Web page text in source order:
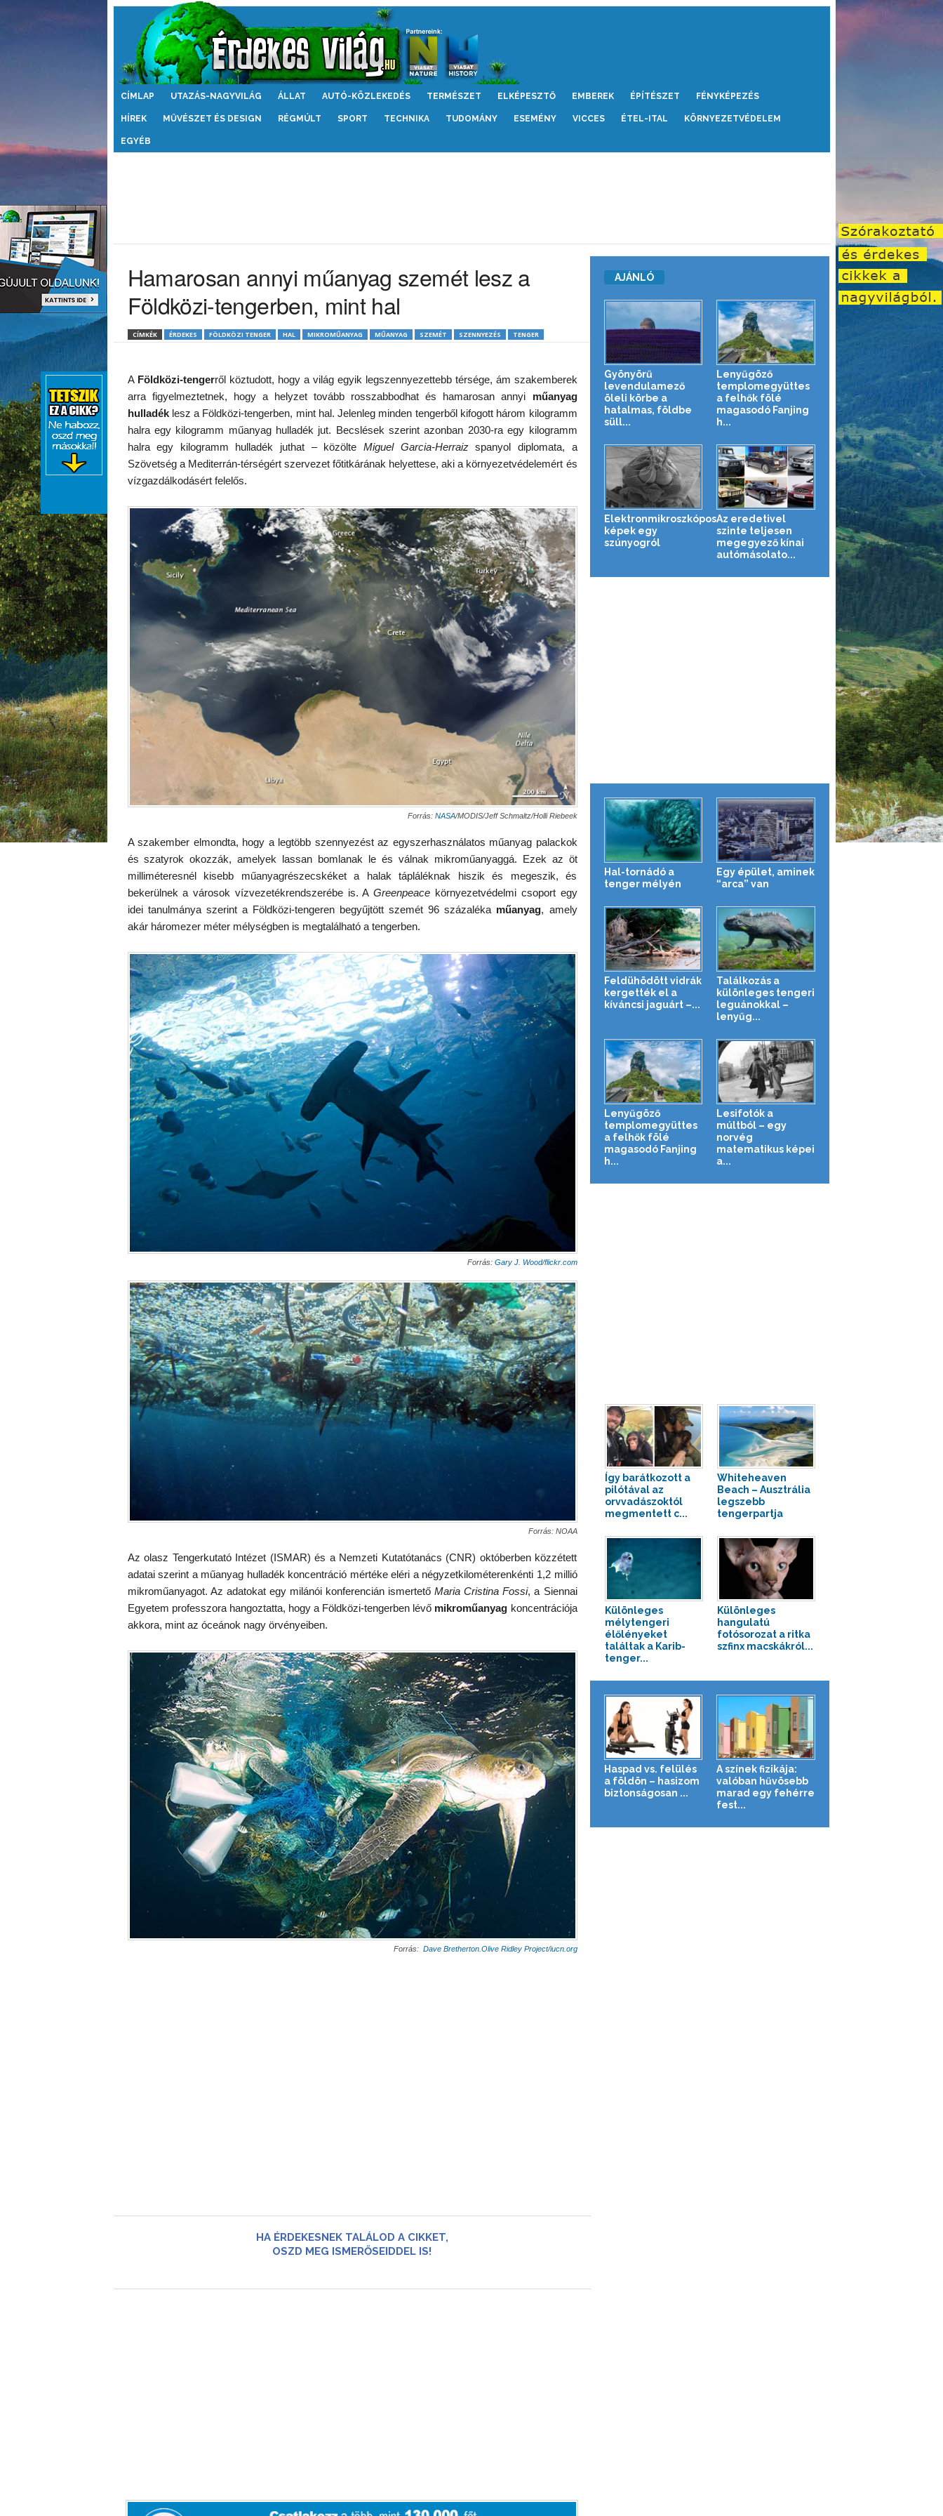
Érdekes
CÍMLAP UTAZÁS-NAGYVILÁG ÁLLAT AUTÓ-KÖZLEKEDÉS TERMÉSZET ELKÉPESZTŐ EMBEREK ÉPÍTÉSZET FÉNYKÉPEZÉS
HÍREK MŰVÉSZET ÉS DESIGN RÉGMÚLT SPORT TECHNIKA TUDOMÁNY ESEMÉNY VICCES ÉTEL-ITAL KÖRNYEZETVÉDELEM
EGYÉB
Hamarosan annyi műanyag szemét lesz a
Földközi-tengerben, mint hal
CÍMKÉK ÉRDEKES FÖLDKÖZI TENGER HAL MIKROMŰANYAG MŰANYAG SZEMÉT SZENNYEZÉS TENGER
A Földközi-tengerről köztudott, hogy a világ egyik legszennyezettebb térsége, ám szakemberek
arra figyelmeztetnek, hogy a helyzet tovább rosszabbodhat és hamarosan annyi műanyag
hulladéklesz a Földközi-tengerben, mint hal. Jelenleg minden tengerből kifogott három kilogramm
halra egy kilogramm műanyag hulladék jut. Becslések szerint azonban 2030-ra egy kilogramm
halra egy kilogramm hulladék juthat – közölte Miguel Garcia-Herraizspanyol diplomata, a
Szövetség a Mediterrán-térségért szervezet főtitkárának helyettese, aki a környezetvédelemért és
vízgazdálkodásért felelős.
Forrás: NASA/MODIS/Jeff Schmaltz/Holli Riebeek
A szakember elmondta, hogy a legtöbb szennyezést az egyszerhasználatos műanyag palackok
és szatyrok okozzák, amelyek lassan bomlanak le és válnak mikroműanyaggá. Ezek az öt
milliméteresnél kisebb műanyagrészecskéket a halak tápláléknak hiszik és megeszik, és
bekerülnek a városok vízvezetékrendszerébe is. AGreenpeace környezetvédelmi csoport egy
idei tanulmánya szerint a Földközi-tengeren begyűjtött szemét 96 százaléka műanyag, amely
akár háromezer méter mélységben is megtalálható a tengerben.
Forrás: Gary J. Wood/flickr.com
Forrás: NOAA
Az olasz Tengerkutató Intézet (ISMAR) és a Nemzeti Kutatótanács (CNR) októberben közzétett
adatai szerint a műanyag hulladék koncentráció mértéke eléri a négyzetkilométerenkénti 1,2 millió
mikroműanyagot. Az adatokat egy milánói konferencián ismertetőMaria Cristina Fossi, a Siennai
Egyetem professzora hangoztatta, hogy a Földközi-tengerben lévő mikroműanyag koncentrációja
akkora, mint az óceánok nagy örvényeiben.
Forrás: Dave Bretherton.Olive Ridley Project/iucn.org
HA ÉRDEKESNEK TALÁLOD A CIKKET,
OSZD MEG ISMERŐSEIDDEL IS!
AJÁNLÓ
Gyönyörű
levendulamező
öleli körbe a
hatalmas, földbe
süll...
Lenyűgöző
templomegyüttes
a felhők fölé
magasodó Fanjing
h...
Elektronmikroszkópos
képek egy
szúnyogról
Az eredetivel
szinte teljesen
megegyező kínai
autómásolato...
Hal-tornádó a
tenger mélyén
Egy épület, aminek
“arca” van
Feldühödött vidrák
kergették el a
kíváncsi jaguárt –...
Találkozás a
különleges tengeri
leguánokkal –
lenyűg...
Lenyűgöző
templomegyüttes
a felhők fölé
magasodó Fanjing
h...
Lesifotók a
múltból – egy
norvég
matematikus képei
a...
Így barátkozott a
pilótával az
orvvadászoktól
megmentett c...
Whiteheaven
Beach – Ausztrália
legszebb
tengerpartja
Különleges
mélytengeri
élőlényeket
találtak a Karib-
tenger...
Különleges
hangulatú
fotósorozat a ritka
szfinx macskákról...
Haspad vs. felülés
a földön – hasizom
biztonságosan ...
A színek fizikája:
valóban hűvösebb
marad egy fehérre
fest...